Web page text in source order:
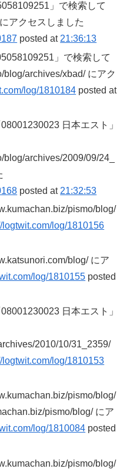
」で検索して
アクセスしました
posted at 21:36:13
」で検索して
archives/xbad/ にアク
log/1810184 posted at
日本エスト」
archives/2009/09/24_
posted at 21:32:53
pismo/blog/
logtwit.com/log/1810156
blog/ にア
log/1810155 posted
日本エスト」
2010/10/31_2359/
logtwit.com/log/1810153
pismo/blog/
pismo/blog/ にア
log/1810084 posted
pismo/blog/